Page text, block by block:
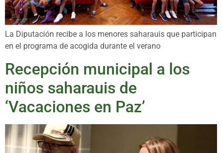
La Diputación recibe a los menores saharauis que participan
en el programa de acogida durante el verano
Recepción municipal a los
niños saharauis de
‘Vacaciones en Paz’